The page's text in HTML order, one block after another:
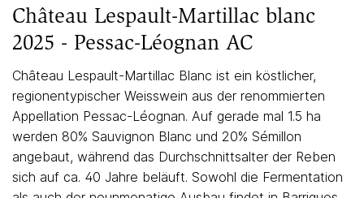
Château Lespault-Martillac blanc
2025 - Pessac-Léognan AC
Château Lespault-Martillac Blanc ist ein köstlicher,
regionentypischer Weisswein aus der renommierten
Appellation Pessac-Léognan. Auf gerade mal 1.5 ha
werden 80% Sauvignon Blanc und 20% Sémillon
angebaut, während das Durchschnittsalter der Reben
sich auf ca. 40 Jahre beläuft. Sowohl die Fermentation